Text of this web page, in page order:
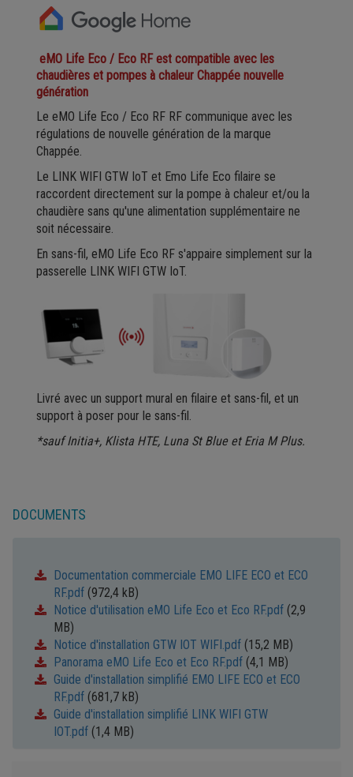
eMO Life Eco / Eco RF est compatible avec les
chaudières et pompes à chaleur Chappée nouvelle
génération
Le eMO Life Eco / Eco RF RF communique avec les
régulations de nouvelle génération de la marque
Chappée.
Le LINK WIFI GTW IoT et Emo Life Eco filaire se
raccordent directement sur la pompe à chaleur et/ou la
chaudière sans qu'une alimentation supplémentaire ne
soit nécessaire.
En sans-fil, eMO Life Eco RF s'appaire simplement sur la
passerelle LINK WIFI GTW IoT.
Livré avec un support mural en filaire et sans-fil, et un
support à poser pour le sans-fil.
*sauf Initia+, Klista HTE, Luna St Blue et Eria M Plus.
DOCUMENTS
Documentation commerciale EMO LIFE ECO et ECO
RF.pdf (972,4 kB)
Notice d'utilisation eMO Life Eco et Eco RF.pdf (2,9
MB)
Notice d'installation GTW IOT WIFI.pdf (15,2 MB)
Panorama eMO Life Eco et Eco RF.pdf (4,1 MB)
Guide d'installation simplifié EMO LIFE ECO et ECO
RF.pdf (681,7 kB)
Guide d'installation simplifié LINK WIFI GTW
IOT.pdf (1,4 MB)